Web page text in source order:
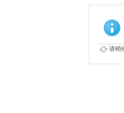
请稍